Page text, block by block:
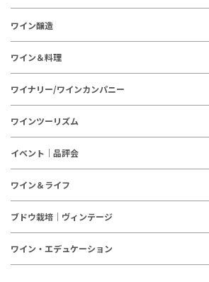
ワイン醸造
ワイン＆料理
ワイナリー/ワインカンパニー
ワインツーリズム
イベント｜品評会
ワイン＆ライフ
ブドウ栽培｜ヴィンテージ
ワイン・エデュケーション